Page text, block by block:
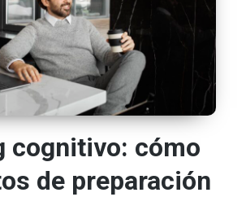
cognitivo: cómo
de preparación